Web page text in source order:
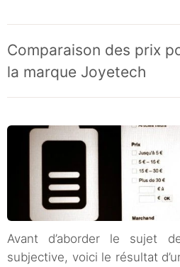
Comparaison des prix
la marque Joyetech
Avant d’aborder le sujet
subjective, voici le résultat